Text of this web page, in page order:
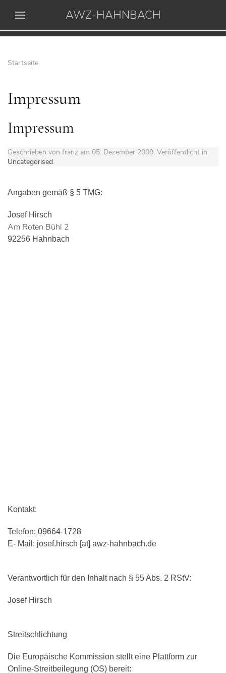
AWZ-HAHNBACH
Startseite
Impressum
Impressum
Geschrieben von franz am 05. Dezember 2009. Veröffentlicht in
Uncategorised.
Angaben gemäß § 5 TMG:
Josef Hirsch
Am Roten Bühl 2
92256 Hahnbach
Kontakt:
Telefon: 09664-1728
E- Mail: josef.hirsch [at] awz-hahnbach.de
Verantwortlich für den Inhalt nach § 55 Abs. 2 RStV:
Josef Hirsch
Streitschlichtung
Die Europäische Kommission stellt eine Plattform zur
Online-Streitbeilegung (OS) bereit: